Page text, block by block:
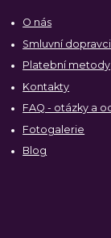
O nás
Smluvní
Platební metody
Kontakty
FAQ - otázky a
Fotogalerie
Blog